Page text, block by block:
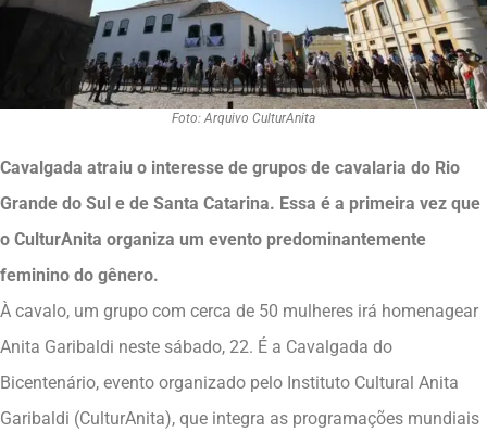
Foto: Arquivo CulturAnita
Cavalgada atraiu o interesse de grupos de cavalaria do Rio
Grande do Sul e de Santa Catarina. Essa é a primeira vez que
o CulturAnita organiza um evento predominantemente
feminino do gênero.
À cavalo, um grupo com cerca de 50 mulheres irá homenagear
Anita Garibaldi neste sábado, 22. É a Cavalgada do
Bicentenário, evento organizado pelo Instituto Cultural Anita
Garibaldi (CulturAnita), que integra as programações mundiais